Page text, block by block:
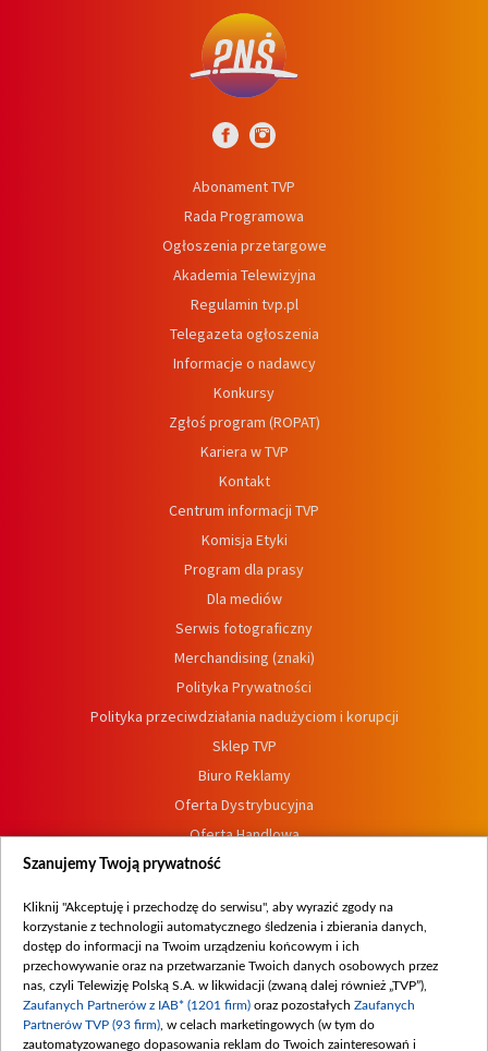
Abonament TVP
Rada Programowa
Ogłoszenia przetargowe
Akademia Telewizyjna
Regulamin tvp.pl
Telegazeta ogłoszenia
Informacje o nadawcy
Konkursy
Zgłoś program (ROPAT)
Kariera w TVP
Kontakt
Centrum informacji TVP
Komisja Etyki
Program dla prasy
Dla mediów
Serwis fotograficzny
Merchandising (znaki)
Polityka Prywatności
Polityka przeciwdziałania nadużyciom i korupcji
Sklep TVP
Biuro Reklamy
Oferta Dystrybucyjna
Oferta Handlowa
Dostępność
Procedura zgłoszeń wewnętrznych
Szanujemy Twoją prywatność
Kliknij "Akceptuję i przechodzę do serwisu", aby wyrazić zgody na
korzystanie z technologii automatycznego śledzenia i zbierania danych,
dostęp do informacji na Twoim urządzeniu końcowym i ich
przechowywanie oraz na przetwarzanie Twoich danych osobowych przez
nas, czyli Telewizję Polską S.A. w likwidacji (zwaną dalej również „TVP”),
Zaufanych Partnerów z IAB* (1201 firm) oraz pozostałych Zaufanych
Partnerów TVP (93 firm) , w celach marketingowych (w tym do
zautomatyzowanego dopasowania reklam do Twoich zainteresowań i